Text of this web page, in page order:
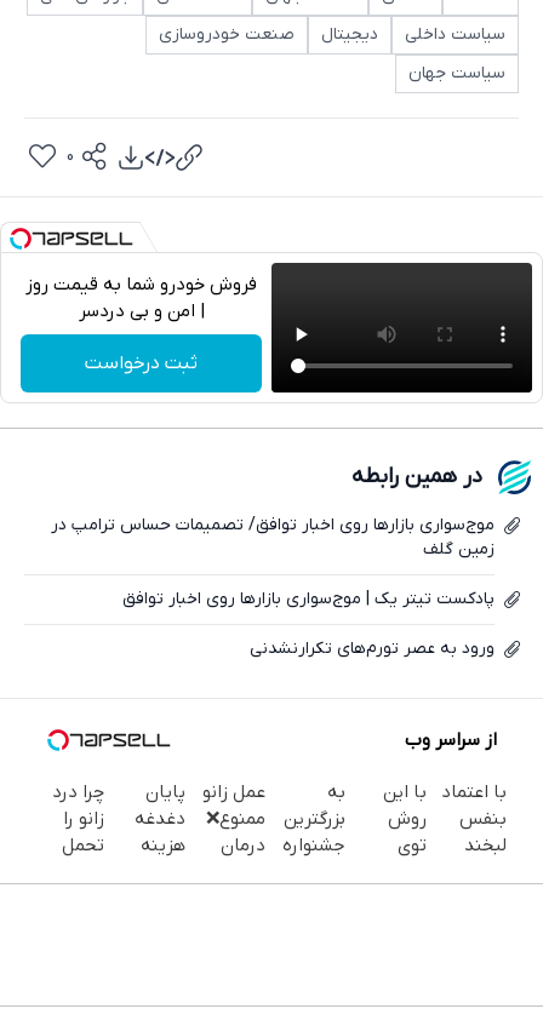
سیاست داخلی
دیجیتال
صنعت خودروسازی
سیاست جهان
تلگرام
واتساپ
0
فروش خودرو شما به قیمت روز
| امن و بی دردسر
ثبت درخواست
در همین رابطه
موج‌سواری بازارها روی اخبار توافق/ تصمیمات حساس ترامپ در
زمین گلف
پادکست تیتر یک | موج‌سواری بازارها روی اخبار توافق
ورود به عصر تورم‌های تکرارنشدنی
از سراسر وب
با اعتماد
بنفس
لبخند
با این
روش
توی
به
بزرگترین
جشنواره
میلیون !
عمل زانو
ممنوع❌
درمان
(پرسش
پایان
دغدغه
هزینه
کننده
چرا درد
زانو را
تحمل
کن